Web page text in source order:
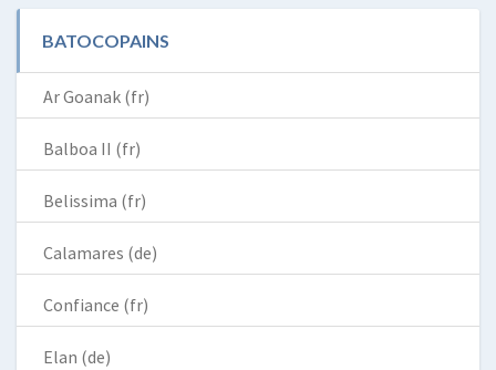
BATOCOPAINS
Ar Goanak (fr)
Balboa II (fr)
Belissima (fr)
Calamares (de)
Confiance (fr)
Elan (de)